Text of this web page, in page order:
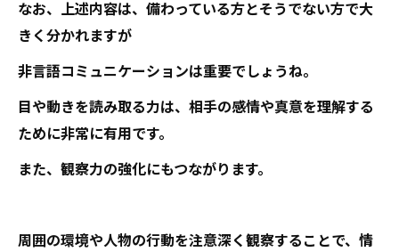
なお、上述内容は、備わっている方とそうでない方で大
きく分かれますが
非言語コミュニケーションは重要でしょうね。
目や動きを読み取る力は、相手の感情や真意を理解する
ために非常に有用です。
また、観察力の強化にもつながります。
周囲の環境や人物の行動を注意深く観察することで、情